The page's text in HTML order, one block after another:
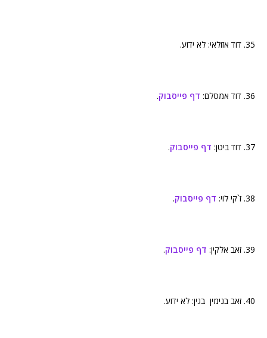
35. דוד אזולאי: לא ידוע.
36. דוד אמסלם: דף פייסבוק.
37. דוד ביטן: דף פייסבוק.
38. ז`קי לוי: דף פייסבוק.
39. זאב אלקין: דף פייסבוק.
40. זאב בנימין בגין: לא ידוע.